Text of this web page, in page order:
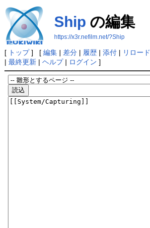
Ship の編集
https://x3r.nefilm.net/?Ship
[ トップ] [ 編集| 差分| 履歴| 添付| リロード
| 最終更新| ヘルプ| ログイン ]